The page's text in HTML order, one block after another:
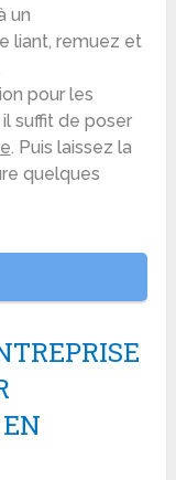
un
liant, remuez et
pour les
suffit de poser
. Puis laissez la
quelques